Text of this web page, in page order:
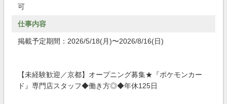
可
仕事内容
掲載予定期間：2026/5/18(月)〜2026/8/16(日)
【未経験歓迎／京都】オープニング募集★『ポケモンカー
ド』専門店スタッフ◆働き方◎◆年休125日